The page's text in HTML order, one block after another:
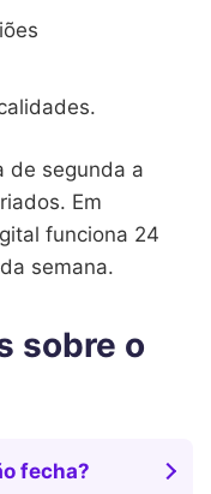
de segunda a
Em
funciona 24
semana.
sobre o
fecha?